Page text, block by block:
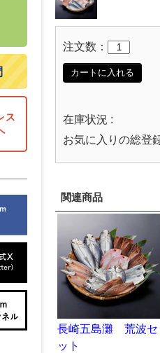
注文数：
カートに入れる
在庫状況 :
お気に入りの総登
関連商品
長崎五島灘 荒波セ
ット